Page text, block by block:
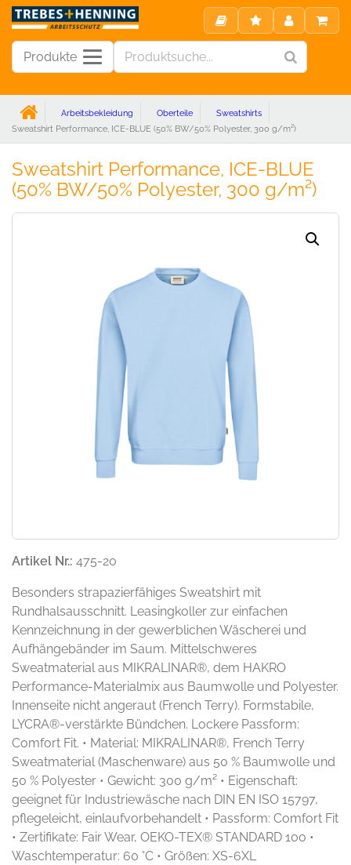
Produkte
Arbeitsbekleidung Oberteile
Sweatshirts
Sweatshirt Performance, ICE-BLUE (50% BW/50% Polyester, 300 g/m²)
Sweatshirt Performance, ICE-BLUE
(50% BW/50% Polyester, 300 g/m²)
Artikel Nr.: 475-20
Besonders strapazierfähiges Sweatshirt mit
Rundhalsausschnitt. Leasingkoller zur einfachen
Kennzeichnung in der gewerblichen Wäscherei und
Aufhängebänder im Saum. Mittelschweres
Sweatmaterial aus MIKRALINAR®, dem HAKRO
Performance-Materialmix aus Baumwolle und Polyester.
Innenseite nicht angeraut (French Terry). Formstabile,
LYCRA®-verstärkte Bündchen. Lockere Passform:
Comfort Fit. • Material: MIKRALINAR®, French Terry
Sweatmaterial (Maschenware) aus 50 % Baumwolle und
50 % Polyester • Gewicht: 300 g/m² • Eigenschaft:
geeignet für Industriewäsche nach DIN EN ISO 15797,
pflegeleicht, einlaufvorbehandelt • Passform: Comfort Fit
• Zertifikate: Fair Wear, OEKO-TEX® STANDARD 100 •
Waschtemperatur: 60 °C • Größen: XS-6XL